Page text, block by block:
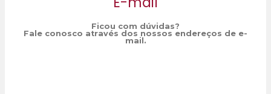
Ficou com dúvidas?
Fale conosco através dos nossos endereços de e-
mail.